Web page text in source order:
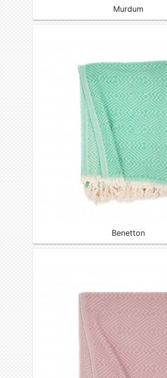
Murdum
Benetton